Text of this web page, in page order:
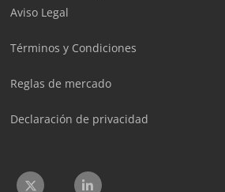
Aviso Legal
Términos y Condiciones
Reglas de mercado
Declaración de privacidad